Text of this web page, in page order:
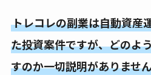
トレコレの副業は自動資産
た投資案件ですが、どのよ
すのか一切説明がありませ